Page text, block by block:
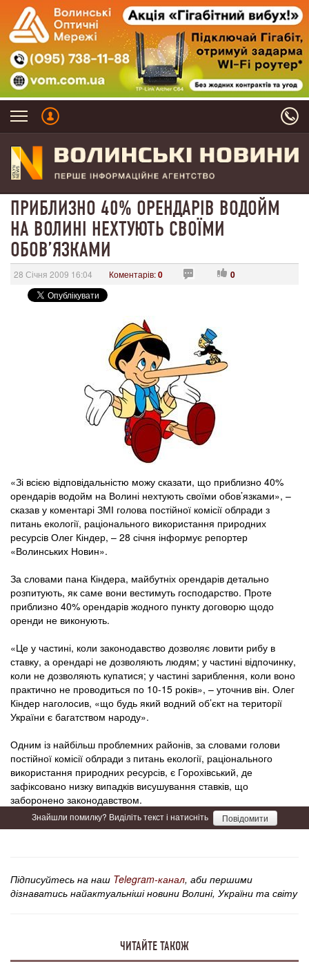
ПРИБЛИЗНО 40% ОРЕНДАРІВ ВОДОЙМ
НА ВОЛИНІ НЕХТУЮТЬ СВОЇМИ
ОБОВ’ЯЗКАМИ
28 Січня 2009 16:04 Коментарів:0 0
«Зі всією відповідальністю можу сказати, що приблизно 40%
орендарів водойм на Волині нехтують своїми обов’язками», –
сказав у коментарі ЗМІ голова постійної комісії облради з
питань екології, раціонального використання природних
ресурсів Олег Кіндер, – 28 січня інформує репортер
«Волинських Новин».
За словами пана Кіндера, майбутніх орендарів детально
розпитують, як саме вони вестимуть господарство. Проте
приблизно 40% орендарів жодного пункту договорю щодо
оренди не виконують.
«Це у частині, коли законодавство дозволяє ловити рибу в
ставку, а орендарі не дозволяють людям; у частині відпочинку,
коли не дозволяють купатися; у частині зариблення, коли воно
практично не проводиться по 10-15 років», – уточнив він. Олег
Кіндер наголосив, «що будь який водний об’єкт на території
України є багатством народу».
Одним із найбільш проблемних районів, за словами голови
постійної комісії облради з питань екології, раціонального
використання природних ресурсів, є Горохівський, де
зафіксовано низку випадків висушування ставків, що
заборонено законодавством.
Знайшли помилку? Виділіть текст і натисніть Повідомити
Підписуйтесь на наш Telegram-канал, аби першими
дізнаватись найактуальніші новини Волині, України та світу
ЧИТАЙТЕ ТАКОЖ